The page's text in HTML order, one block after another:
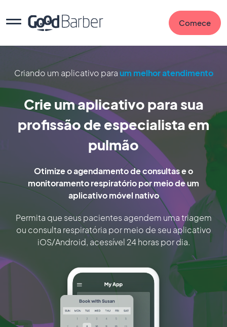
Comece
Criando um aplicativo paraum melhor atendimento
Crie um aplicativo para sua
profissão de especialista em
pulmão
Otimize o agendamento de consultas e o
monitoramento respiratório por meio de um
aplicativo móvel nativo
Permita que seus pacientes agendem uma triagem
ou consulta respiratória por meio de seu aplicativo
iOS/Android, acessível 24 horas por dia.